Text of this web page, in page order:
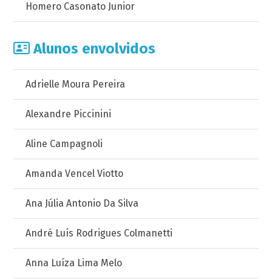
Homero Casonato Junior
Alunos envolvidos
Adrielle Moura Pereira
Alexandre Piccinini
Aline Campagnoli
Amanda Vencel Viotto
Ana Júlia Antonio Da Silva
André Luís Rodrigues Colmanetti
Anna Luíza Lima Melo